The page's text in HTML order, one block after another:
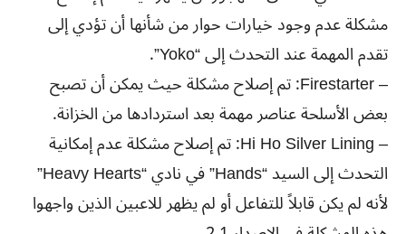
مشكلة عدم وجود خيارات حوار من شأنها أن تؤدي إلى
تقدم المهمة عند التحدث إلى “Yoko”.
– Firestarter: تم إصلاح مشكلة حيث يمكن أن تصبح
بعض الأسلحة عناصر مهمة بعد استردادها من الخزانة.
– Hi Ho Silver Lining: تم إصلاح مشكلة عدم إمكانية
التحدث إلى السيد “Hands” في نادي “Heavy Hearts”
لأنه لم يكن قابلاً للتفاعل أو لم يظهر للاعبين الذين واجهوا